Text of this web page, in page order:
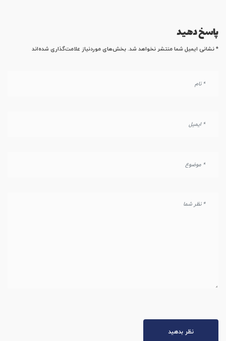
پاسخ دهید
نشانی ایمیل شما منتشر نخواهد شد.*
نظر بدهید